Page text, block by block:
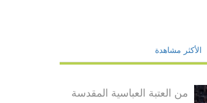
الأكثر مشاهدة
من العتبة العباسية المقدسة